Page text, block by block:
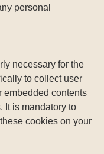
personal
necessary for the
to collect user
embedded contents
It is mandatory to
cookies on your